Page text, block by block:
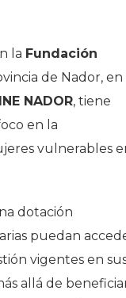
la Fundación
de Nador, en
NADOR, tiene
en la
vulnerables
dotación
puedan
vigentes en
allá de